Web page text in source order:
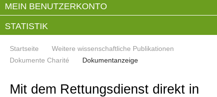
MEIN BENUTZERKONTO
STATISTIK
Startseite
Weitere wissenschaftliche Publikationen
Dokumente Charité
Dokumentanzeige
Mit dem Rettungsdienst direkt in